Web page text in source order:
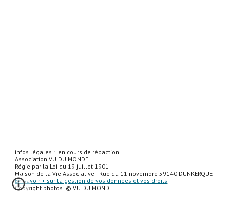
infos légales : en cours de rédaction
Association VU DU MONDE
Régie par la Loi du 19 juillet 1901
Maison de la Vie Associative Rue du 11 novembre 59140 DUNKERQUE
En savoir + sur la gestion de vos données et vos droits
Copyright photos © VU DU MONDE